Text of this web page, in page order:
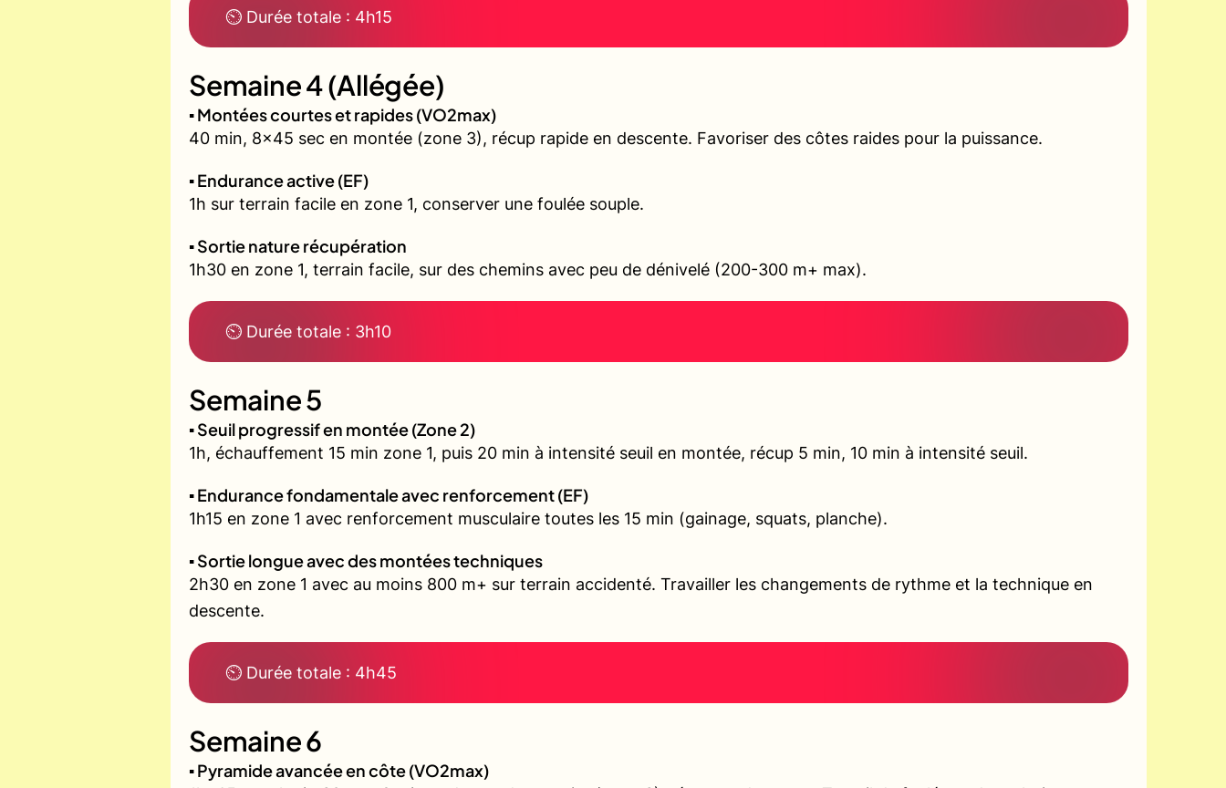
⏲ Durée totale : 4h15
Semaine 4 (Allégée)
▪️ Montées courtes et rapides (VO2max)
40 min, 8x45 sec en montée (zone 3), récup rapide en descente. Favoriser des côtes raides pour la puissance.
▪️ Endurance active (EF)
1h sur terrain facile en zone 1, conserver une foulée souple.
▪️ Sortie nature récupération
1h30 en zone 1, terrain facile, sur des chemins avec peu de dénivelé (200-300 m+ max).
⏲ Durée totale : 3h10
Semaine 5
▪️ Seuil progressif en montée (Zone 2)
1h, échauffement 15 min zone 1, puis 20 min à intensité seuil en montée, récup 5 min, 10 min à intensité seuil.
▪️ Endurance fondamentale avec renforcement (EF)
1h15 en zone 1 avec renforcement musculaire toutes les 15 min (gainage, squats, planche).
▪️ Sortie longue avec des montées techniques
2h30 en zone 1 avec au moins 800 m+ sur terrain accidenté. Travailler les changements de rythme et la technique en
descente.
⏲ Durée totale : 4h45
Semaine 6
▪️ Pyramide avancée en côte (VO2max)